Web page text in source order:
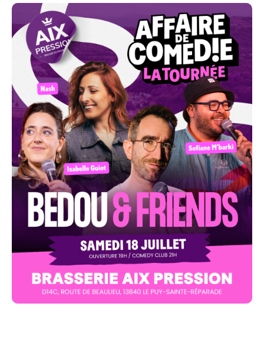
Fin du show : 22h30
PROGRAMMATION A VENIR !
Soirées déconseillées aux moins de 16 ans et
interdite au moins de 12 ans.
Certaines blagues peuvent heurter la sensibilité des
mineurs.
Placement libre dans la salle de spectacle.
(Pour vous garantir la meilleure expérience : être là
au moins 30mn avant le lancement du spectacle)